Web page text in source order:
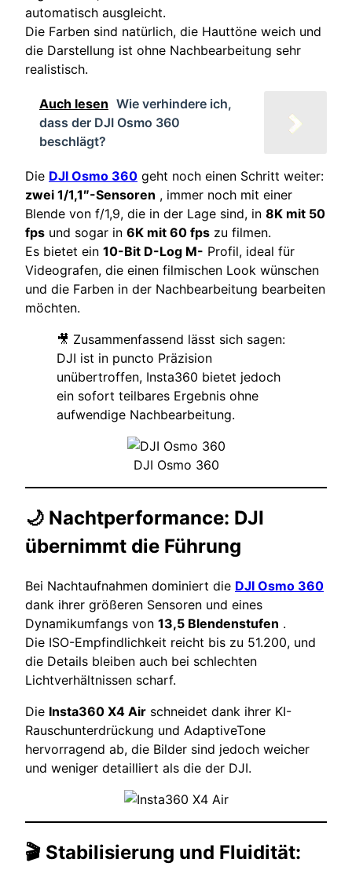
automatisch ausgleicht.
Die Farben sind natürlich, die Hauttöne weich und
die Darstellung ist ohne Nachbearbeitung sehr
realistisch.
Auch lesen Wie verhindere ich,
dass der DJI Osmo 360
beschlägt?
Die DJI Osmo 360 geht noch einen Schritt weiter:
zwei 1/1,1″-Sensoren , immer noch mit einer
Blende von f/1,9, die in der Lage sind, in 8K mit 50
fps und sogar in 6K mit 60 fps zu filmen.
Es bietet ein 10-Bit D-Log M- Profil, ideal für
Videografen, die einen filmischen Look wünschen
und die Farben in der Nachbearbeitung bearbeiten
möchten.
🎥 Zusammenfassend lässt sich sagen:
DJI ist in puncto Präzision
unübertroffen, Insta360 bietet jedoch
ein sofort teilbares Ergebnis ohne
aufwendige Nachbearbeitung.
DJI Osmo 360
🌙 Nachtperformance: DJI
übernimmt die Führung
Bei Nachtaufnahmen dominiert die DJI Osmo 360
dank ihrer größeren Sensoren und eines
Dynamikumfangs von 13,5 Blendenstufen .
Die ISO-Empfindlichkeit reicht bis zu 51.200, und
die Details bleiben auch bei schlechten
Lichtverhältnissen scharf.
Die Insta360 X4 Air schneidet dank ihrer KI-
Rauschunterdrückung und AdaptiveTone
hervorragend ab, die Bilder sind jedoch weicher
und weniger detailliert als die der DJI.
🎬 Stabilisierung und Fluidität: